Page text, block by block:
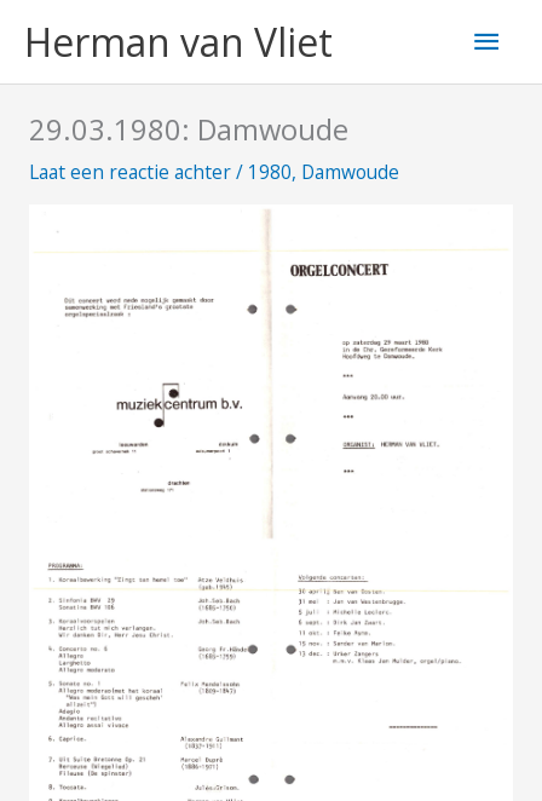
naarHerman van Vliet
29.03.1980: Damwoude
Laat een reactie achter/ 1980, Damwoude